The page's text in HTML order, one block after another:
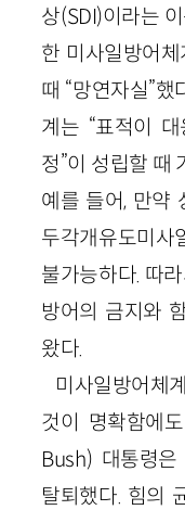
상(SDI)이라는
한 미사일방어
때 “망연자실”했
계는 “표적이
정”이 성립할 때
예를 들어, 만약
두각개유도미사
불가능하다. 따
방어의 금지와
왔다.
미사일방어체
것이 명확함에도
Bush) 대통령은
탈퇴했다. 힘의